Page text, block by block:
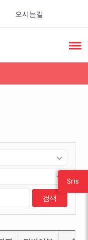
Sns
오시는길
검색